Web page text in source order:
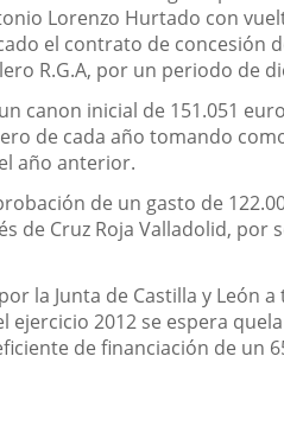
Lorenzo Hurtado con
el contrato de
R.G.A, por un periodo de
canon inicial de 151.051
de cada año tomando
año anterior.
de un gasto de
de Cruz Roja Valladolid,
la Junta de Castilla y León
ejercicio 2012 se espera
de financiación de un